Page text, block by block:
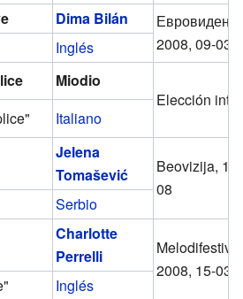
Dima Bilán
2008, 09-03-
Inglés
Miodio
Elección
Italiano
Jelena
Tomašević
Beovizija,
08
Serbio
Charlotte
Perrelli
2008, 15-03-
Inglés